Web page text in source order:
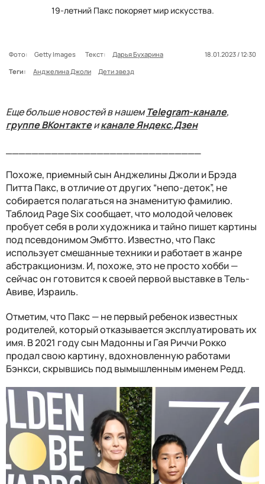
19-летний Пакс покоряет мир искусства.
Фото: Getty Images Текст: Дарья Бухарина
18.01.2023 / 12:30
Теги:
Анджелина Джоли Дети звезд
Еще больше новостей в нашемTelegram-канале,
группе ВКонтактеиканале Яндекс.Дзен
Похоже, приемный сын Анджелины Джоли и Брэда
Питта Пакс, в отличие от других “непо-деток”, не
собирается полагаться на знаменитую фамилию.
Таблоид Page Six сообщает, что молодой человек
пробует себя в роли художника и тайно пишет картины
под псевдонимом Эмбтто. Известно, что Пакс
использует смешанные техники и работает в жанре
абстракционизм. И, похоже, это не просто хобби —
сейчас он готовится к своей первой выставке в Тель-
Авиве, Израиль.
Отметим, что Пакс — не первый ребенок известных
родителей, который отказывается эксплуатировать их
имя. В 2021 году сын Мадонны и Гая Риччи Рокко
продал свою картину, вдохновленную работами
Бэнкси, скрывшись под вымышленным именем Редд.